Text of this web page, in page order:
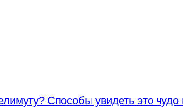
Способы увидеть это